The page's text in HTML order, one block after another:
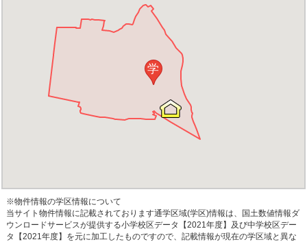
学
※物件情報の学区情報について
当サイト物件情報に記載されております通学区域(学区)情報は、国土数値情報ダ
ウンロードサービスが提供する小学校区データ【2021年度】及び中学校区デー
タ【2021年度】を元に加工したものですので、記載情報が現在の学区域と異な